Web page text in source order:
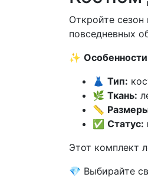
Откройте
повседневных
✨
👗 Тип:
🌿 Ткань:
📏
✅ Статус:
Этот комплект
💎 Выбирайте